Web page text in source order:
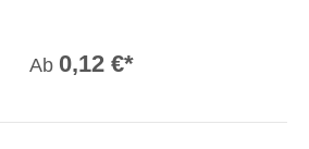
Ab 0,12 €*